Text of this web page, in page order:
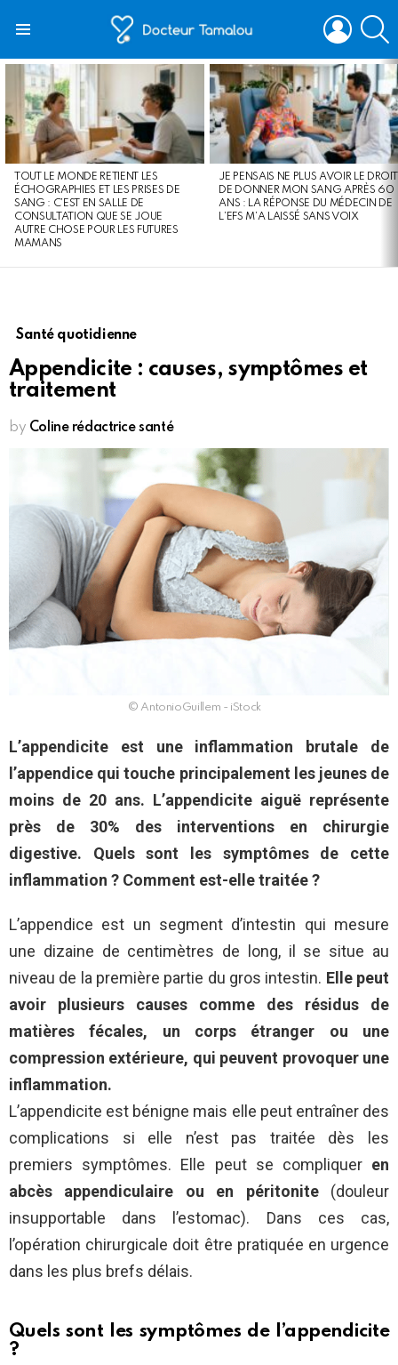
LOGIN
LATEST
STORIES
TOUT LE MONDE RETIENT LES
ÉCHOGRAPHIES ET LES PRISES DE
SANG : C’EST EN SALLE DE
CONSULTATION QUE SE JOUE
AUTRE CHOSE POUR LES FUTURES
MAMANS
JE PENSAIS NE PLUS AVOIR LE DROIT
DE DONNER MON SANG APRÈS 60
ANS : LA RÉPONSE DU MÉDECIN DE
L’EFS M’A LAISSÉ SANS VOIX
Santé quotidienne
Appendicite : causes, symptômes et
traitement
by Coline rédactrice santé
© AntonioGuillem - iStock
L’appendicite est une inflammation brutale de
l’appendice qui touche principalement les jeunes de
moins de 20 ans. L’appendicite aiguë représente
près de 30% des interventions en chirurgie
digestive. Quels sont les symptômes de cette
inflammation ? Comment est-elle traitée ?
L’appendice est un segment d’intestin qui mesure
une dizaine de centimètres de long, il se situe au
niveau de la première partie du gros intestin. Elle peut
avoir plusieurs causes comme des résidus de
matières fécales, un corps étranger ou une
compression extérieure, qui peuvent provoquer une
inflammation.
L’appendicite est bénigne mais elle peut entraîner des
complications si elle n’est pas traitée dès les
premiers symptômes. Elle peut se compliquer en
abcès appendiculaire ou en péritonite(douleur
insupportable dans l’estomac). Dans ces cas,
l’opération chirurgicale doit être pratiquée en urgence
dans les plus brefs délais.
Quels sont les symptômes de l’appendicite
?